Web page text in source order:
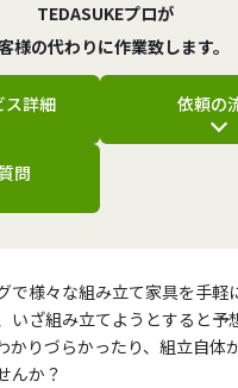
TEDASUKEプロが
様の代わりに作業致します。
ス詳細 依頼の
問
で様々な組み立て家具を手軽
いざ組み立てようとすると予
かりづらかったり、組立自体
んか？